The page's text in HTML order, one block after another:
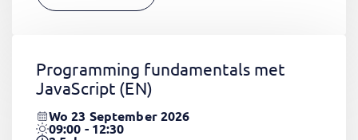
Programming fundamentals met
JavaScript (EN)
Wo 23 September 2026
09:00 - 12:30